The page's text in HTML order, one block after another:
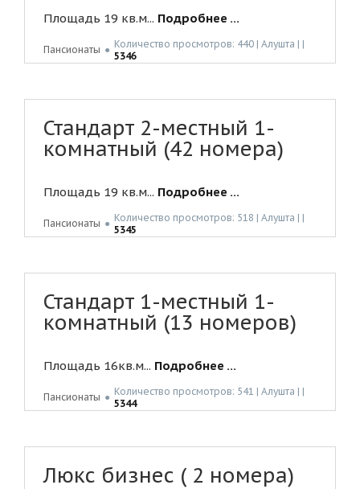
Площадь 19 кв.м... Подробнее ...
Пансионаты ● Количество просмотров: 440 | Алушта | |
5346
Стандарт 2-местный 1-
комнатный (42 номера)
Площадь 19 кв.м... Подробнее ...
Пансионаты ● Количество просмотров: 518 | Алушта | |
5345
Стандарт 1-местный 1-
комнатный (13 номеров)
Площадь 16кв.м... Подробнее ...
Пансионаты ● Количество просмотров: 541 | Алушта | |
5344
Люкс бизнес ( 2 номера)